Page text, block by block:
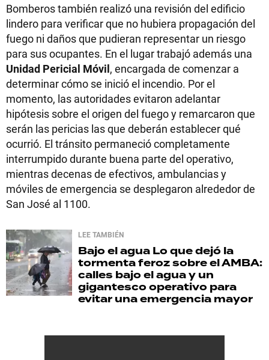
Bomberos también realizó una revisión del edificio
lindero para verificar que no hubiera propagación del
fuego ni daños que pudieran representar un riesgo
para sus ocupantes. En el lugar trabajó además una
Unidad Pericial Móvil, encargada de comenzar a
determinar cómo se inició el incendio. Por el
momento, las autoridades evitaron adelantar
hipótesis sobre el origen del fuego y remarcaron que
serán las pericias las que deberán establecer qué
ocurrió. El tránsito permaneció completamente
interrumpido durante buena parte del operativo,
mientras decenas de efectivos, ambulancias y
móviles de emergencia se desplegaron alrededor de
San José al 1100.
LEE TAMBIÉN
Bajo el agua Lo que dejó la
tormenta feroz sobre el AMBA:
calles bajo el agua y un
gigantesco operativo para
evitar una emergencia mayor